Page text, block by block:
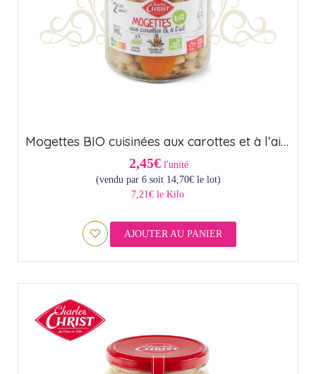
Mogettes BIO cuisinées aux carottes et à l’ail (37cl) – Origine France
2,45€ l'unité
(vendu par 6 soit 14,70€le lot)
7,21€ le Kilo
AJOUTER AU PANIER